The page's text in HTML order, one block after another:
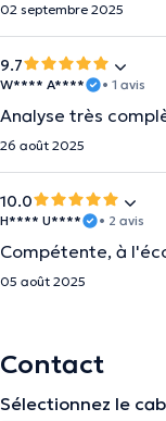
02 septembre 2025
9.7
W**** A**** • 1 avis
Analyse très
26 août 2025
10.0
H**** U**** • 2 avis
Compétente, à
05 août 2025
Contact
Sélectionnez le